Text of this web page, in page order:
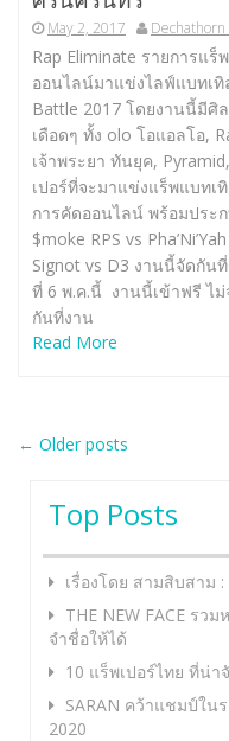
May 2, 2017 Dechathorn
Rap Eliminate รายการแ
ออนไลน์มาแข่งไลฟ์แบทเทิ
Battle 2017 โดยงานนี้มีศิ
เดือดๆ ทั้ง olo โอแอลโอ,
เจ้าพระยา ทันยุค,
เปอร์ที่จะมาแข่งแร็พแบทเ
การคัดออนไลน์ พร้อมประ
$moke RPS vs
Signot vs D3 งานนี้จัดกัน
ที่ 6 พ.ค.นี้ งานนี้เข้าฟรี ไม่
กันที่งาน
Read More
Post
navigation
← Older posts
Top Posts
เรื่องโดย สามสิบสาม :
THE NEW FACE ร
จำชื่อให้ได้
10 แร็พเปอร์ไทย ที่น่า
SARAN คว้าแชมป์ใน
2020